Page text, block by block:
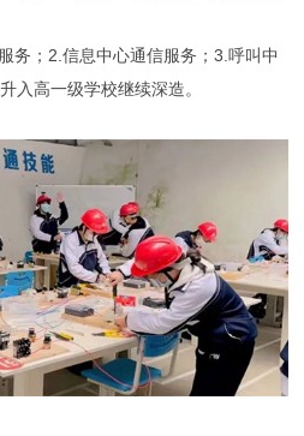
务；2.信息中心通信服务；3.呼叫中
入高一级学校继续深造。